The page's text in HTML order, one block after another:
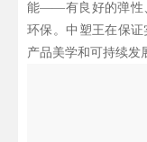
能——有良好的弹性
环保。中塑王在保
产品美学和可持续发